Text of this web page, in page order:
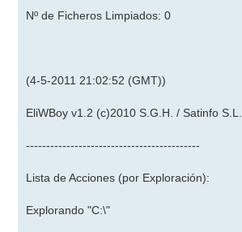
Nº de Ficheros Limpiados: 0
(4-5-2011 21:02:52 (GMT))
EliWBoy v1.2 (c)2010 S.G.H. / Satinfo S.L.
-------------------------------------------
Lista de Acciones (por Exploración):
Explorando "C:\"